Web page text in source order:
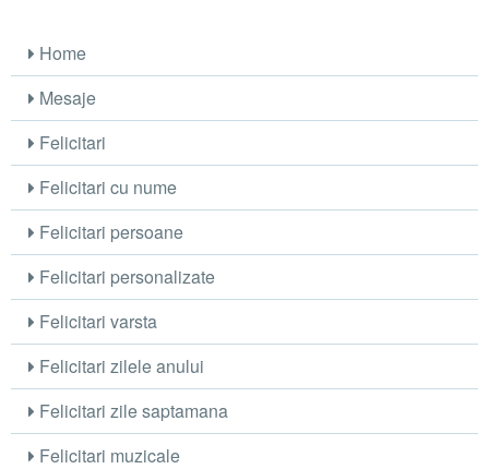
Home
Mesaje
Felicitari
Felicitari cu nume
Felicitari persoane
Felicitari personalizate
Felicitari varsta
Felicitari zilele anului
Felicitari zile saptamana
Felicitari muzicale